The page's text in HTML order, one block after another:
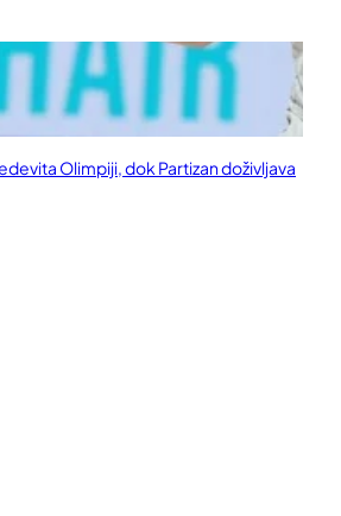
Olimpiji, dok Partizan doživljava